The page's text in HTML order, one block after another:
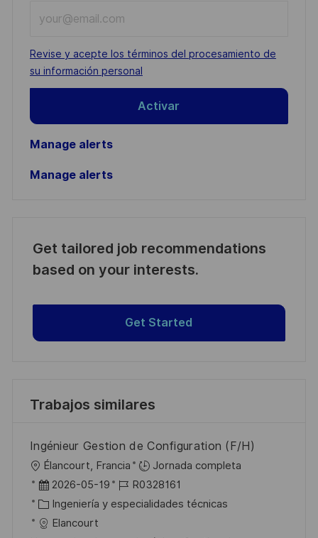
Email
address
(Required)
Required
Revise y acepte los términos del procesamiento de
su información personal
Activar
Manage alerts
Manage alerts
Get tailored job recommendations
based on your interests.
Get Started
Trabajos similares
Ingénieur Gestion de Configuration (F/H)
U
b
c
Élancourt, Francia
Jornada completa
F
e
c
2026-05-19
I
D
R0328161
C
a
Ingeniería y especialidades técnicas
Elancourt